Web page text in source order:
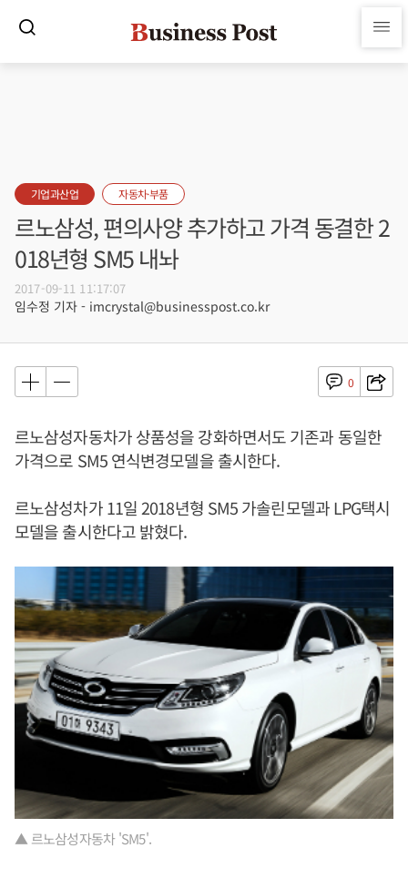
기업과산업 자동차·부품
르노삼성, 편의사양 추가하고 가격 동결한 2
018년형 SM5 내놔
2017-09-11 11:17:07
임수정 기자 - imcrystal@businesspost.co.kr
0
르노삼성자동차가 상품성을 강화하면서도 기존과 동일한
가격으로 SM5 연식변경모델을 출시한다.
르노삼성차가 11일 2018년형 SM5 가솔린모델과 LPG택시
모델을 출시한다고 밝혔다.
▲ 르노삼성자동차 'SM5'.